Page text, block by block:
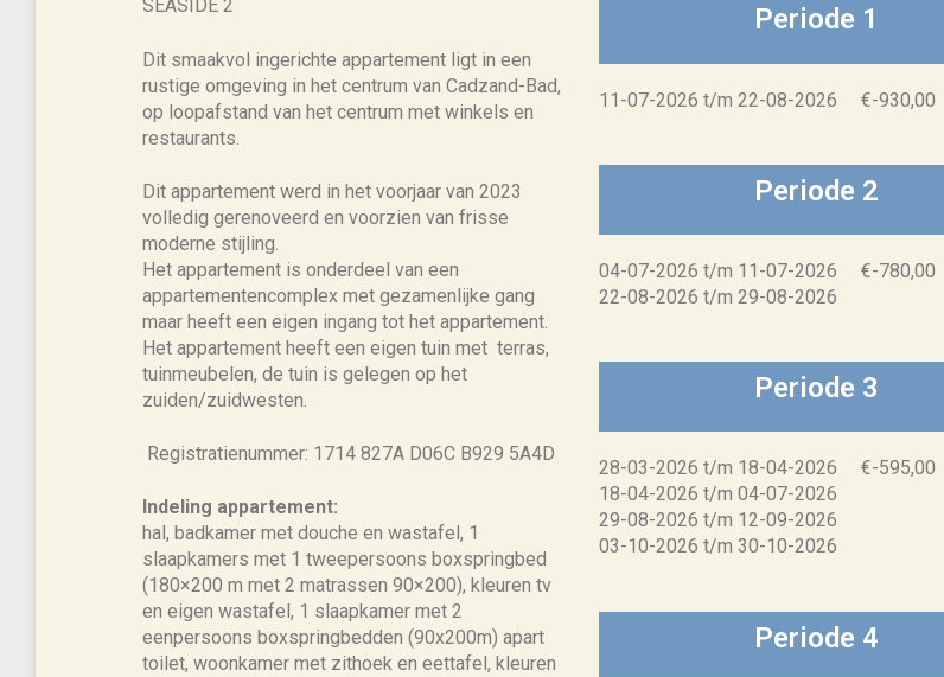
SEASIDE 2
Dit smaakvol ingerichte appartement ligt in een
rustige omgeving in het centrum van Cadzand-Bad,
op loopafstand van het centrum met winkels en
restaurants.
Dit appartement werd in het voorjaar van 2023
volledig gerenoveerd en voorzien van frisse
moderne stijling.
Het appartement is onderdeel van een
appartementencomplex met gezamenlijke gang
maar heeft een eigen ingang tot het appartement.
Het appartement heeft een eigen tuin met terras,
tuinmeubelen, de tuin is gelegen op het
zuiden/zuidwesten.
Registratienummer: 1714 827A D06C B929 5A4D
Indeling appartement:
hal, badkamer met douche en wastafel, 1
slaapkamers met 1 tweepersoons boxspringbed
(180×200 m met 2 matrassen 90×200), kleuren tv
en eigen wastafel, 1 slaapkamer met 2
eenpersoons boxspringbedden (90x200m) apart
toilet, woonkamer met zithoek en eettafel, kleuren
Periode 1
11-07-2026 t/m 22-08-2026 €-930,00
Periode 2
04-07-2026 t/m 11-07-2026 €-780,00
22-08-2026 t/m 29-08-2026
Periode 3
28-03-2026 t/m 18-04-2026 €-595,00
18-04-2026 t/m 04-07-2026
29-08-2026 t/m 12-09-2026
03-10-2026 t/m 30-10-2026
Periode 4